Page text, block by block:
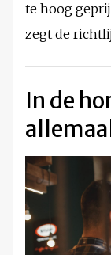
te hoog
zegt de
In de